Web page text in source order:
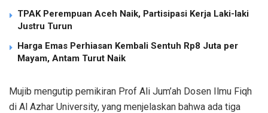
TPAK Perempuan Aceh Naik, Partisipasi Kerja Laki-laki
Justru Turun
Harga Emas Perhiasan Kembali Sentuh Rp8 Juta per
Mayam, Antam Turut Naik
Mujib mengutip pemikiran Prof Ali Jum’ah Dosen Ilmu Fiqh
di Al Azhar University, yang menjelaskan bahwa ada tiga